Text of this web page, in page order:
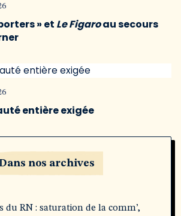
» et Le Figaroau secours
entière exigée
nos archives
du RN : saturation de la comm’,